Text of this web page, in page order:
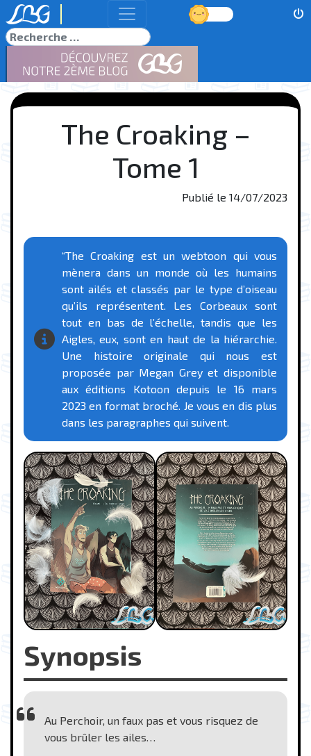
Jour
Rechercher
The Croaking –
Tome 1
Publié le 14/07/2023
“The Croaking est un webtoon qui vous
mènera dans un monde où les humains
sont ailés et classés par le type d’oiseau
qu’ils représentent. Les Corbeaux sont
tout en bas de l’échelle, tandis que les
Aigles, eux, sont en haut de la hiérarchie.
Une histoire originale qui nous est
proposée par Megan Grey et disponible
aux éditions Kotoon depuis le 16 mars
2023 en format broché. Je vous en dis plus
dans les paragraphes qui suivent.
Synopsis
Au Perchoir, un faux pas et vous risquez de
vous brûler les ailes…